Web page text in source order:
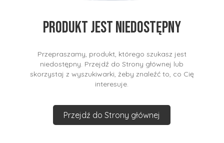
Produkt jest niedostępny
Przepraszamy, produkt, którego szukasz jest
niedostępny. Przejdź do Strony głównej lub
skorzystaj z wyszukiwarki, żeby znaleźć to, co Cię
interesuje.
Przejdź do Strony głównej